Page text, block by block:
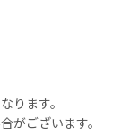
ります。
がございます。